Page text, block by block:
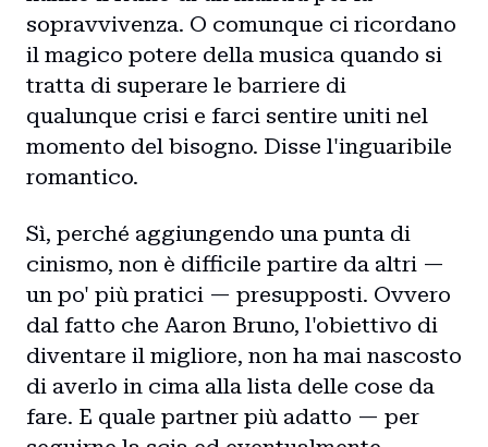
Storie
Collaborazioni
sopravvivenza. O comunque ci ricordano
il magico potere della musica quando si
tratta di superare le barriere di
qualunque crisi e farci sentire uniti nel
momento del bisogno. Disse l'inguaribile
romantico.
Sì, perché aggiungendo una punta di
cinismo, non è difficile partire da altri —
un po' più pratici — presupposti. Ovvero
dal fatto che Aaron Bruno, l'obiettivo di
diventare il migliore, non ha mai nascosto
di averlo in cima alla lista delle cose da
fare. E quale partner più adatto — per